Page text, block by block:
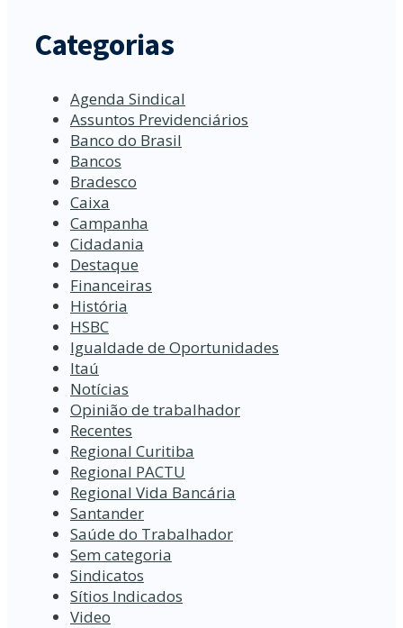
Categorias
Agenda Sindical
Assuntos Previdenciários
Banco do Brasil
Bancos
Bradesco
Caixa
Campanha
Cidadania
Destaque
Financeiras
História
HSBC
Igualdade de Oportunidades
Itaú
Notícias
Opinião de trabalhador
Recentes
Regional Curitiba
Regional PACTU
Regional Vida Bancária
Santander
Saúde do Trabalhador
Sem categoria
Sindicatos
Sítios Indicados
Video